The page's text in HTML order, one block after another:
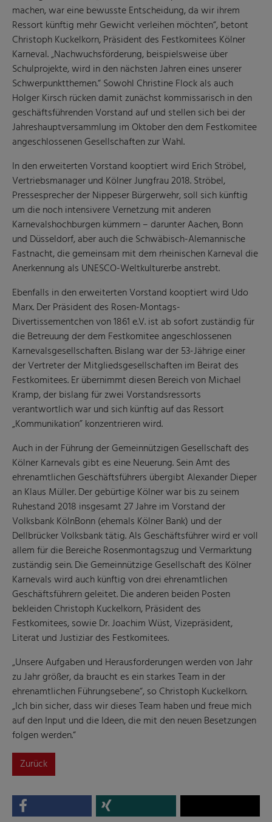
machen, war eine bewusste Entscheidung, da wir ihrem
Ressort künftig mehr Gewicht verleihen möchten“, betont
Christoph Kuckelkorn, Präsident des Festkomitees Kölner
Karneval. „Nachwuchsförderung, beispielsweise über
Schulprojekte, wird in den nächsten Jahren eines unserer
Schwerpunktthemen.“ Sowohl Christine Flock als auch
Holger Kirsch rücken damit zunächst kommissarisch in den
geschäftsführenden Vorstand auf und stellen sich bei der
Jahreshauptversammlung im Oktober den dem Festkomitee
angeschlossenen Gesellschaften zur Wahl.
In den erweiterten Vorstand kooptiert wird Erich Ströbel,
Vertriebsmanager und Kölner Jungfrau 2018. Ströbel,
Pressesprecher der Nippeser Bürgerwehr, soll sich künftig
um die noch intensivere Vernetzung mit anderen
Karnevalshochburgen kümmern – darunter Aachen, Bonn
und Düsseldorf, aber auch die Schwäbisch-Alemannische
Fastnacht, die gemeinsam mit dem rheinischen Karneval die
Anerkennung als UNESCO-Weltkulturerbe anstrebt.
Ebenfalls in den erweiterten Vorstand kooptiert wird Udo
Marx. Der Präsident des Rosen-Montags-
Divertissementchen von 1861 e.V. ist ab sofort zuständig für
die Betreuung der dem Festkomitee angeschlossenen
Karnevalsgesellschaften. Bislang war der 53-Jährige einer
der Vertreter der Mitgliedsgesellschaften im Beirat des
Festkomitees. Er übernimmt diesen Bereich von Michael
Kramp, der bislang für zwei Vorstandsressorts
verantwortlich war und sich künftig auf das Ressort
„Kommunikation” konzentrieren wird.
Auch in der Führung der Gemeinnützigen Gesellschaft des
Kölner Karnevals gibt es eine Neuerung. Sein Amt des
ehrenamtlichen Geschäftsführers übergibt Alexander Dieper
an Klaus Müller. Der gebürtige Kölner war bis zu seinem
Ruhestand 2018 insgesamt 27 Jahre im Vorstand der
Volksbank KölnBonn (ehemals Kölner Bank) und der
Dellbrücker Volksbank tätig. Als Geschäftsführer wird er voll
allem für die Bereiche Rosenmontagszug und Vermarktung
zuständig sein. Die Gemeinnützige Gesellschaft des Kölner
Karnevals wird auch künftig von drei ehrenamtlichen
Geschäftsführern geleitet. Die anderen beiden Posten
bekleiden Christoph Kuckelkorn, Präsident des
Festkomitees, sowie Dr. Joachim Wüst, Vizepräsident,
Literat und Justiziar des Festkomitees.
„Unsere Aufgaben und Herausforderungen werden von Jahr
zu Jahr größer, da braucht es ein starkes Team in der
ehrenamtlichen Führungsebene“, so Christoph Kuckelkorn.
„Ich bin sicher, dass wir dieses Team haben und freue mich
auf den Input und die Ideen, die mit den neuen Besetzungen
folgen werden.“
Zurück